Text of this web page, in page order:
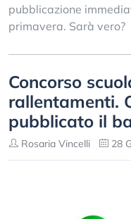
pubblicazione
primavera. Sarà vero?
Concorso
rallentamenti.
pubblicato il
Rosaria Vincelli 28